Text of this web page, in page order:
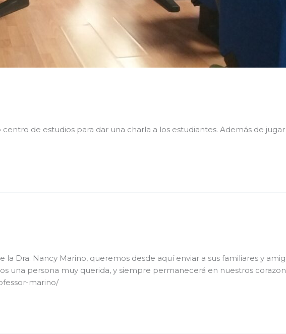
de estudios para dar una charla a los estudiantes. Además de
Dra. Nancy Marino, queremos desde aquí enviar a sus familiares y
una persona muy querida, y siempre permanecerá en nuestros
marino/